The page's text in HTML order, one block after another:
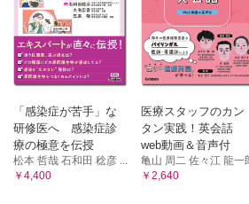
「感染症が苦手」な
研修医へ 感染症診
療の極意を伝授
松本 哲哉 石和田 稔彦 ...
￥4,400
医療スタッフのカン
タン実践！英会話
web動画＆音声付
亀山 周二 佐々江 龍一
￥2,640